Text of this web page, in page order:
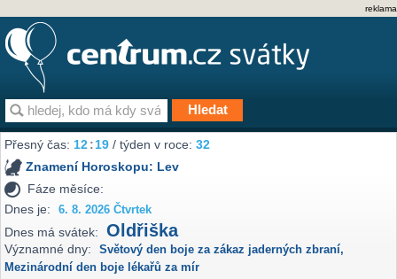
reklama
Přesný čas:12:19 / týden v roce:32
Znamení Horoskopu: Lev
Fáze měsíce:
Dnes je:
6. 8. 2026 Čtvrtek
Dnes má svátek: Oldřiška
Významné dny: Světový den boje za zákaz jaderných zbraní,
Mezinárodní den boje lékařů za mír